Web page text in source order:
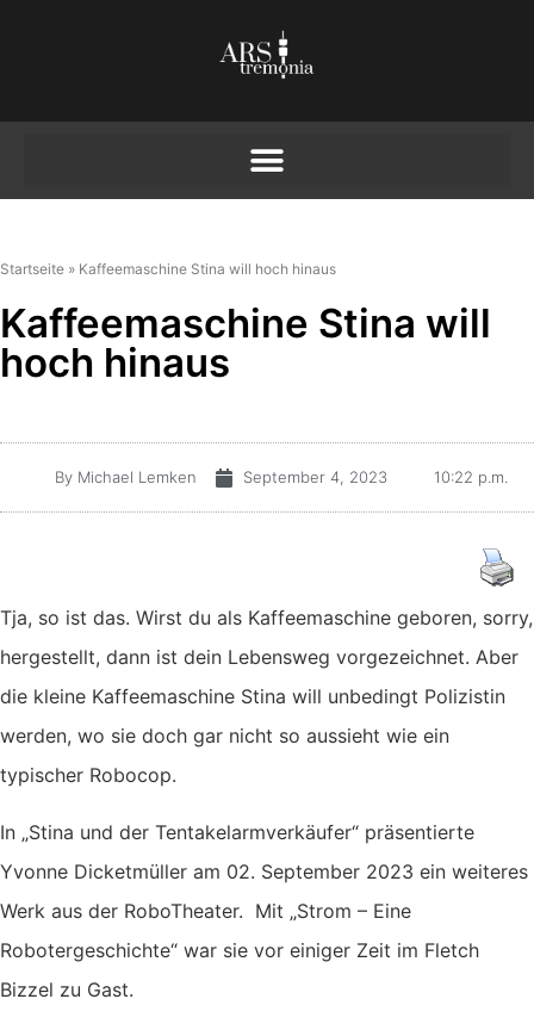
Startseite » Kaffeemaschine Stina will hoch hinaus
Kaffeemaschine Stina will
hoch hinaus
By Michael Lemken September 4, 2023 10:22 p.m.
Tja, so ist das. Wirst du als Kaffeemaschine geboren, sorry,
hergestellt, dann ist dein Lebensweg vorgezeichnet. Aber
die kleine Kaffeemaschine Stina will unbedingt Polizistin
werden, wo sie doch gar nicht so aussieht wie ein
typischer Robocop.
In „Stina und der Tentakelarmverkäufer“ präsentierte
Yvonne Dicketmüller am 02. September 2023 ein weiteres
Werk aus der RoboTheater. Mit „Strom – Eine
Robotergeschichte“ war sie vor einiger Zeit im Fletch
Bizzel zu Gast.